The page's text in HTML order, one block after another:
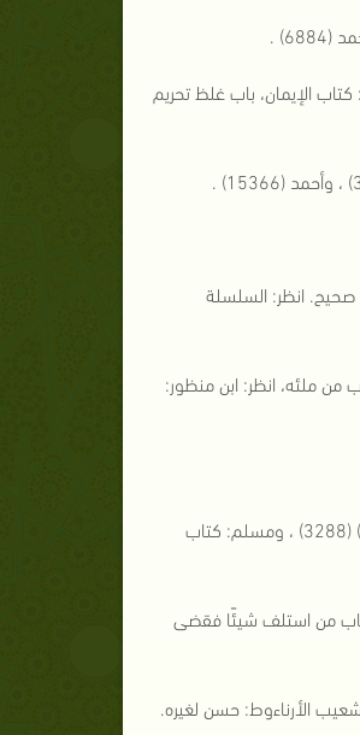
شرب السم والدواء به وبما يخاف منه والخبيث (5442) ، ومسلم: كتاب الإيمان، باب غلظ تحريم
المعجم الكبير (14444) ، وقال الألباني: صحيح. انظر: السلسلة
ملئه، انظر: ابن منظور:
[10]البخاري عن عائشة رضي الله عنها: كتاب الأنبياء، باب ﴿أَمْ حَسِبْتَ أَنَّ أَصْحَابَ الْكَهْفِ وَالرَّقِيمِ﴾(الكهف: 9) (3288) ، ومسلم: كتاب
(2183) ، ومسلم: كتاب المساقاة، باب من استلف شيئًا فقضى
باب كيف القضاء (3582) ، والترمذي (1331) ، وأحمد (882) وقال شعيب الأرناءوط: حسن لغيره.